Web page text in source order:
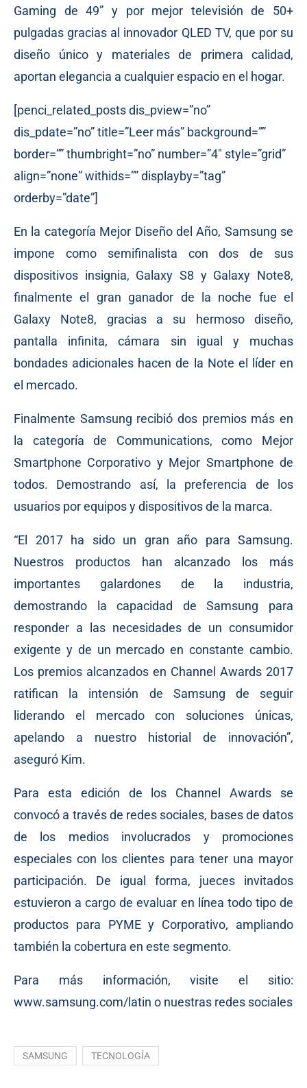
Gaming de 49” y por mejor televisión de 50+
pulgadas gracias al innovador QLED TV, que por su
diseño único y materiales de primera calidad,
aportan elegancia a cualquier espacio en el hogar.
[penci_related_posts dis_pview=”no”
dis_pdate=”no” title=”Leer más” background=””
border=”” thumbright=”no” number=”4″ style=”grid”
align=”none” withids=”” displayby=”tag”
orderby=”date”]
En la categoría Mejor Diseño del Año, Samsung se
impone como semifinalista con dos de sus
dispositivos insignia, Galaxy S8 y Galaxy Note8,
finalmente el gran ganador de la noche fue el
Galaxy Note8, gracias a su hermoso diseño,
pantalla infinita, cámara sin igual y muchas
bondades adicionales hacen de la Note el líder en
el mercado.
Finalmente Samsung recibió dos premios más en
la categoría de Communications, como Mejor
Smartphone Corporativo y Mejor Smartphone de
todos. Demostrando así, la preferencia de los
usuarios por equipos y dispositivos de la marca.
“El 2017 ha sido un gran año para Samsung.
Nuestros productos han alcanzado los más
importantes galardones de la industria,
demostrando la capacidad de Samsung para
responder a las necesidades de un consumidor
exigente y de un mercado en constante cambio.
Los premios alcanzados en Channel Awards 2017
ratifican la intensión de Samsung de seguir
liderando el mercado con soluciones únicas,
apelando a nuestro historial de innovación”,
aseguró Kim.
Para esta edición de los Channel Awards se
convocó a través de redes sociales, bases de datos
de los medios involucrados y promociones
especiales con los clientes para tener una mayor
participación. De igual forma, jueces invitados
estuvieron a cargo de evaluar en línea todo tipo de
productos para PYME y Corporativo, ampliando
también la cobertura en este segmento.
Para más información, visite el sitio:
www.samsung.com/latin o nuestras redes sociales
SAMSUNG TECNOLOGÍA